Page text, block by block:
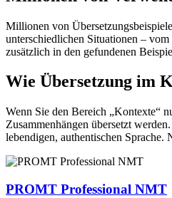
Millionen von
unterschiedlichen Situationen –
zusätzlich in den gefundenen
Wie Übersetzung im
Wenn Sie den Bereich „Kontexte“
Zusammenhängen übersetzt
lebendigen, authentischen
PROMT Professional NMT